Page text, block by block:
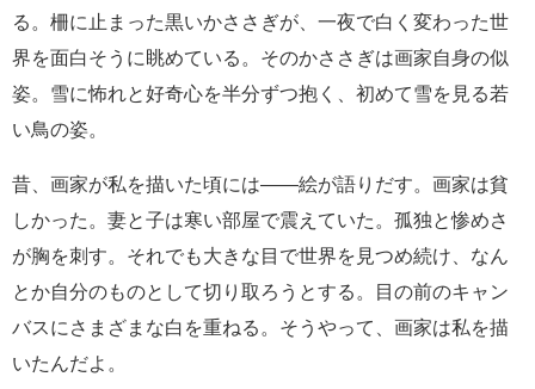
る。柵に止まった黒いかささぎが、一夜で白く変わった世
界を面白そうに眺めている。そのかささぎは画家自身の似
姿。雪に怖れと好奇心を半分ずつ抱く、初めて雪を見る若
い鳥の姿。
昔、画家が私を描いた頃には――絵が語りだす。画家は貧
しかった。妻と子は寒い部屋で震えていた。孤独と惨めさ
が胸を刺す。それでも大きな目で世界を見つめ続け、なん
とか自分のものとして切り取ろうとする。目の前のキャン
バスにさまざまな白を重ねる。そうやって、画家は私を描
いたんだよ。